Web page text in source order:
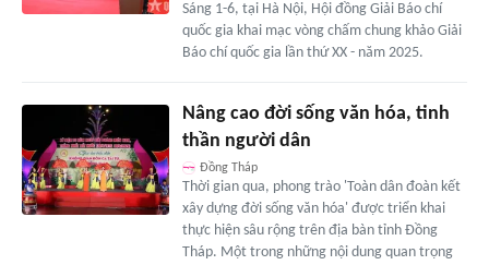
Sáng 1-6, tại Hà Nội, Hội đồng Giải Báo chí
quốc gia khai mạc vòng chấm chung khảo Giải
Báo chí quốc gia lần thứ XX - năm 2025.
Nâng cao đời sống văn hóa, tinh
thần người dân
Đồng Tháp
Thời gian qua, phong trào 'Toàn dân đoàn kết
xây dựng đời sống văn hóa' được triển khai
thực hiện sâu rộng trên địa bàn tỉnh Đồng
Tháp. Một trong những nội dung quan trọng